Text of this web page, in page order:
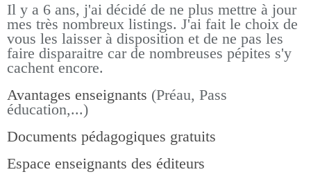
Il y a 6 ans, j'ai décidé de ne plus mettre à jour
mes très nombreux listings. J'ai fait le choix de
vous les laisser à disposition et de ne pas les
faire disparaitre car de nombreuses pépites s'y
cachent encore.
Avantages enseignants (Préau, Pass
éducation,...)
Documents pédagogiques gratuits
Espace enseignants des éditeurs